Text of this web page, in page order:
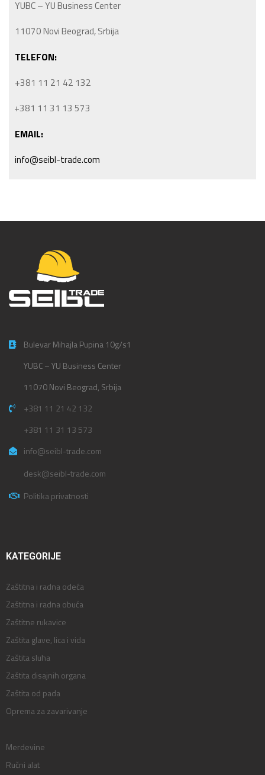
YUBC – YU Business Center
11070 Novi Beograd, Srbija
TELEFON:
+381 11 21 42 132
+381 11 31 13 573
EMAIL:
info@seibl-trade.com
Bulevar Mihajla Pupina 10g/s1
YUBC – YU Business Center
11070 Novi Beograd, Srbija
+381 11 21 42 132
+381 11 31 13 573
info@seibl-trade.com
desk@seibl-trade.com
Politika privatnosti
KATEGORIJE
Zaštitna i radna odeća
Zaštitna i radna obuća
Zaštitne rukavice
Zaštita glave, lica i vida
Zaštita sluha
Zaštita disajnih organa
Zaštita od pada
Oprema za zavarivanje
Merdevine
Ručni alat